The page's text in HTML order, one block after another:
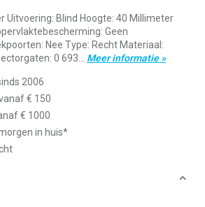
Uitvoering: Blind Hoogte: 40 Millimeter
Geen
Nee Type: Recht Materiaal:
0 693... Meer informatie »
2006
€ 150
€ 1000
in huis*